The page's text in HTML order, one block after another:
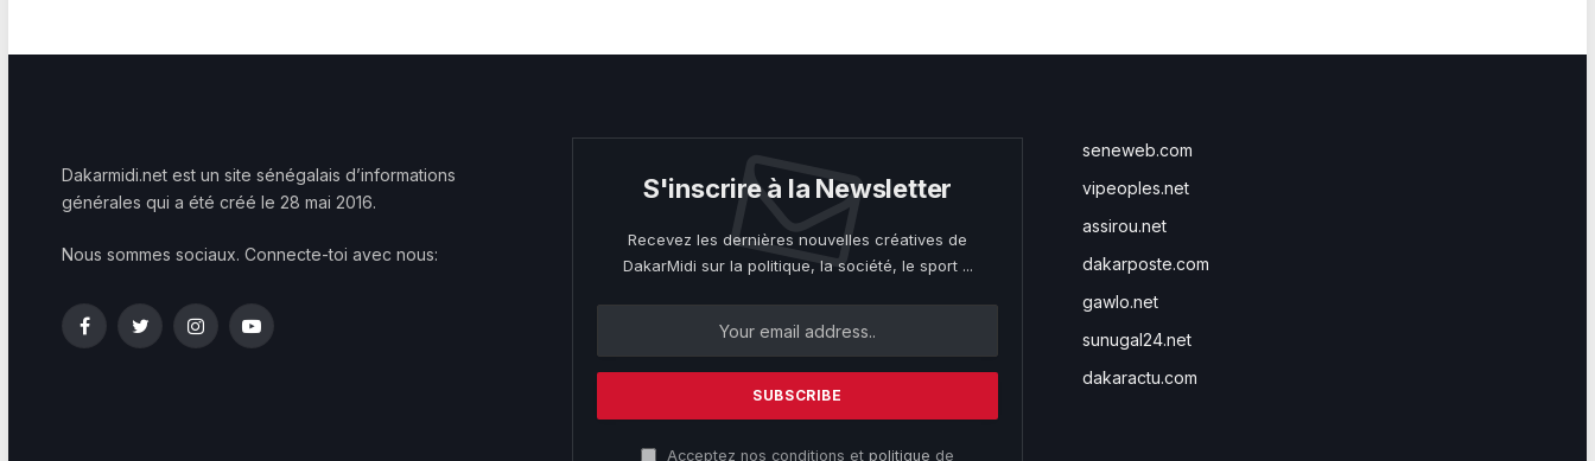
Dakarmidi.net est un site sénégalais d’informations
générales qui a été créé le 28 mai 2016.
Nous sommes sociaux. Connecte-toi avec nous:
FacebookTwitterInstagramYouTube
S'inscrire à la Newsletter
Recevez les dernières nouvelles créatives de
DakarMidi sur la politique, la société, le sport ...
Acceptez nos conditions et politique de
seneweb.com
vipeoples.net
assirou.net
dakarposte.com
gawlo.net
sunugal24.net
dakaractu.com